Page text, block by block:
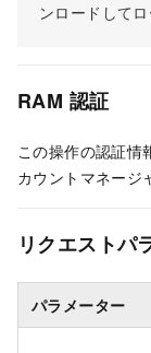
ンロードして
RAM 認証
この操作の認証情
カウントマネージ
リクエストパ
パラメーター